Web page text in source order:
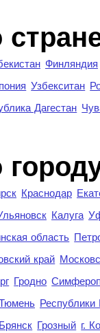
Финляндия
Узбекситан
Дагестан
Краснодар
Калуга
область
край
Гродно
Республики
Брянск Грозный г.